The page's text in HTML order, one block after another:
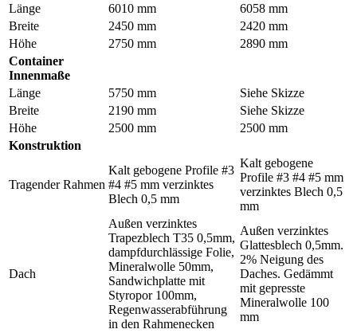
Länge
6010 mm
6058 mm
Breite
2450 mm
2420 mm
Höhe
2750 mm
2890 mm
Container
Innenmaße
Länge
5750 mm
Siehe Skizze
Breite
2190 mm
Siehe Skizze
Höhe
2500 mm
2500 mm
Konstruktion
Tragender Rahmen
Kalt gebogene Profile #3
#4 #5 mm verzinktes
Blech 0,5 mm
Kalt gebogene
Profile #3 #4 #5 mm
verzinktes Blech 0,5
mm
Dach
Außen verzinktes
Trapezblech T35 0,5mm,
dampfdurchlässige Folie,
Mineralwolle 50mm,
Sandwichplatte mit
Styropor 100mm,
Regenwasserabführung
in den Rahmenecken
Außen verzinktes
Glattesblech 0,5mm.
2% Neigung des
Daches. Gedämmt
mit gepresste
Mineralwolle 100
mm